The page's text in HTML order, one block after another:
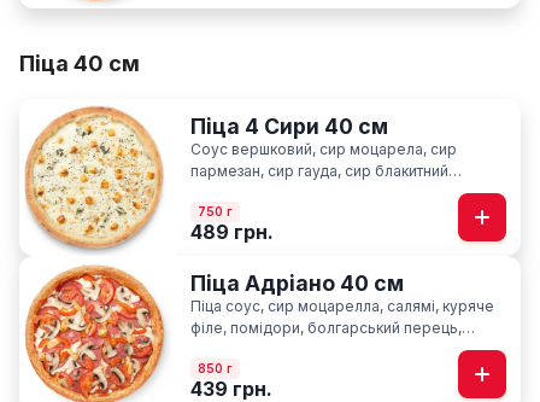
Піца 40 см
Піца 4 Сири 40 см
Соус вершковий, сир моцарела, сир
пармезан, сир гауда, сир блакитний
750 г
489 грн.
Піца Адріано 40 см
Піца соус, сир моцарелла, салямі, куряче
філе, помідори, болгарський перець,
850 г
439 грн.